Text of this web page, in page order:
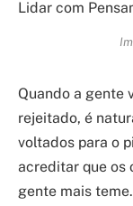
Quando a gente
rejeitado, é
voltados para o
acreditar que os
gente mais